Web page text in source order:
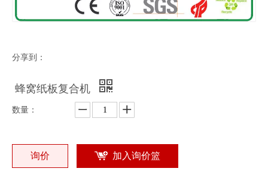
分享到：
蜂窝纸板复合机
数量：
询价 加入询价篮